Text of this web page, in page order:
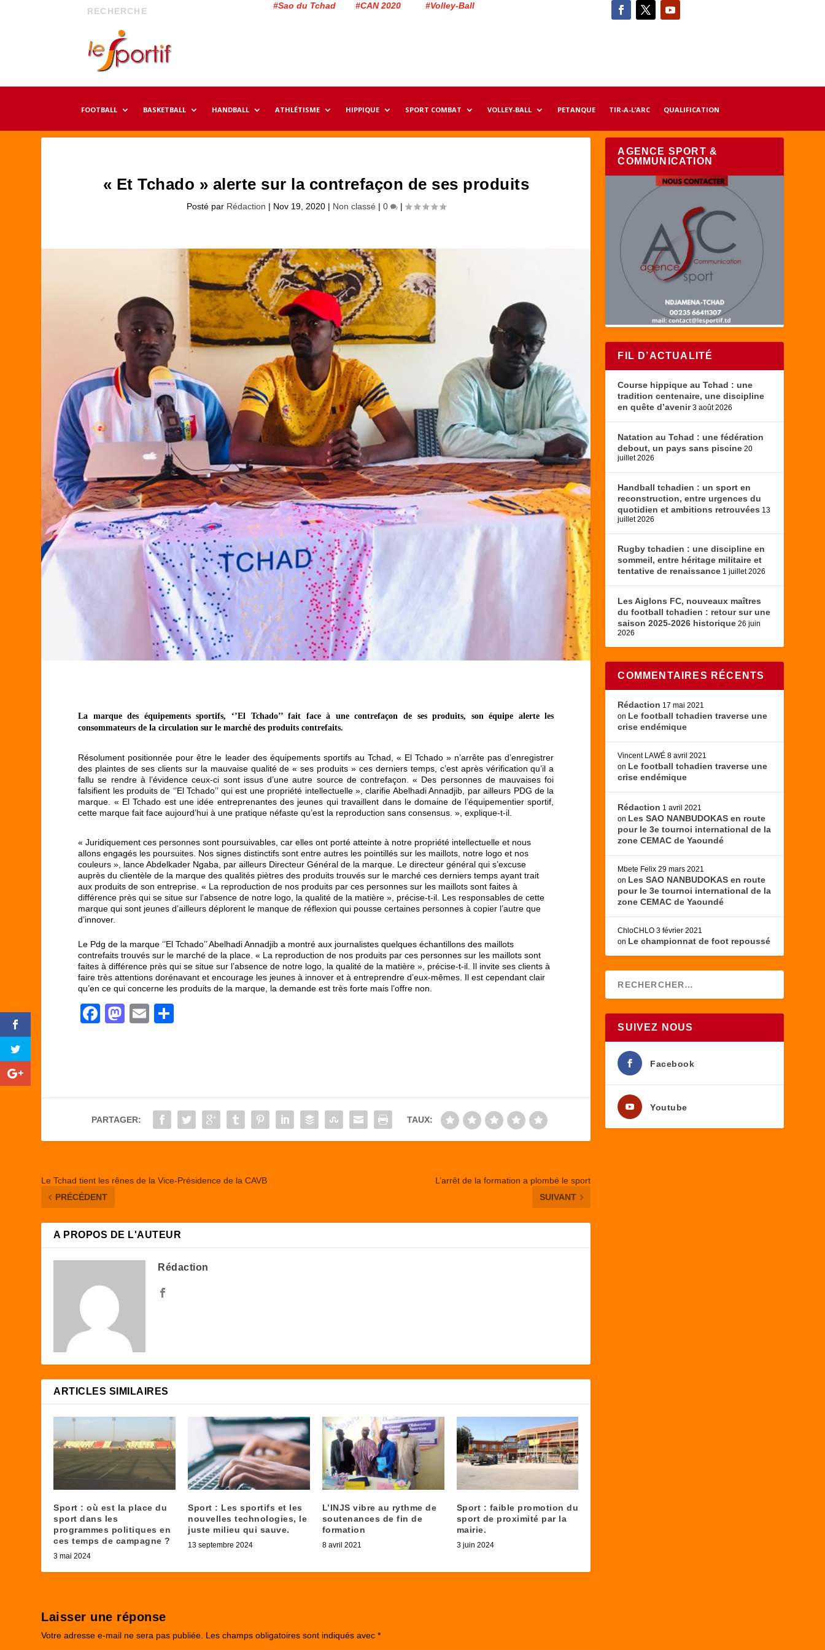
#Sao du Tchad #CAN 2020 #Volley-Ball
FOOTBALL BASKETBALL HANDBALL ATHLÉTISME HIPPIQUE SPORT COMBAT VOLLEY-BALL PETANQUE TIR-A-L’ARC QUALIFICATION
« Et Tchado » alerte sur la contrefaçon de ses produits
Posté par Rédaction | Nov 19, 2020| Non classé | 0 |
La marque des équipements sportifs, ‘’El Tchado’’ fait face à une contrefaçon de ses produits, son équipe alerte les
consommateurs de la circulation sur le marché des produits contrefaits.
Résolument positionnée pour être le leader des équipements sportifs au Tchad, « El Tchado » n’arrête pas d’enregistrer
des plaintes de ses clients sur la mauvaise qualité de « ses produits » ces derniers temps, c’est après vérification qu’il a
fallu se rendre à l’évidence ceux-ci sont issus d’une autre source de contrefaçon. « Des personnes de mauvaises foi
falsifient les produits de ‘’El Tchado’’ qui est une propriété intellectuelle », clarifie Abelhadi Annadjib, par ailleurs PDG de la
marque. « El Tchado est une idée entreprenantes des jeunes qui travaillent dans le domaine de l’équipementier sportif,
cette marque fait face aujourd’hui à une pratique néfaste qu’est la reproduction sans consensus. », explique-t-il.
« Juridiquement ces personnes sont poursuivables, car elles ont porté atteinte à notre propriété intellectuelle et nous
allons engagés les poursuites. Nos signes distinctifs sont entre autres les pointillés sur les maillots, notre logo et nos
couleurs », lance Abdelkader Ngaba, par ailleurs Directeur Général de la marque. Le directeur général qui s’excuse
auprès du clientèle de la marque des qualités piètres des produits trouvés sur le marché ces derniers temps ayant trait
aux produits de son entreprise. « La reproduction de nos produits par ces personnes sur les maillots sont faites à
différence près qui se situe sur l’absence de notre logo, la qualité de la matière », précise-t-il. Les responsables de cette
marque qui sont jeunes d’ailleurs déplorent le manque de réflexion qui pousse certaines personnes à copier l’autre que
d’innover.
Le Pdg de la marque ‘’El Tchado’’ Abelhadi Annadjib a montré aux journalistes quelques échantillons des maillots
contrefaits trouvés sur le marché de la place. « La reproduction de nos produits par ces personnes sur les maillots sont
faites à différence près qui se situe sur l’absence de notre logo, la qualité de la matière », précise-t-il. Il invite ses clients à
faire très attentions dorénavant et encourage les jeunes à innover et à entreprendre d’eux-mêmes. Il est cependant clair
qu’en ce qui concerne les produits de la marque, la demande est très forte mais l’offre non.
F
b
o
M
d
o
E
er
PARTAGER: TAUX:
Le Tchad tient les rênes de la Vice-Présidence de la CAVB
PRÉCÉDENT
L’arrêt de la formation a plombé le sport
SUIVANT
A PROPOS DE L'AUTEUR
Rédaction
ARTICLES SIMILAIRES
Sport : où est la place du
sport dans les
programmes politiques en
ces temps de campagne ?
3 mai 2024
Sport : Les sportifs et les
nouvelles technologies, le
juste milieu qui sauve.
13 septembre 2024
L’INJS vibre au rythme de
soutenances de fin de
formation
8 avril 2021
Sport : faible promotion du
sport de proximité par la
mairie.
3 juin 2024
Laisser une réponse
Votre adresse e-mail ne sera pas publiée. Les champs obligatoires sont indiqués avec*
AGENCE SPORT &
COMMUNICATION
FIL D’ACTUALITÉ
Course hippique au Tchad : une
tradition centenaire, une discipline
en quête d’avenir 3 août 2026
Natation au Tchad : une fédération
debout, un pays sans piscine 20
juillet 2026
Handball tchadien : un sport en
reconstruction, entre urgences du
quotidien et ambitions retrouvées 13
juillet 2026
Rugby tchadien : une discipline en
sommeil, entre héritage militaire et
tentative de renaissance 1 juillet 2026
Les Aiglons FC, nouveaux maîtres
du football tchadien : retour sur une
saison 2025-2026 historique 26 juin
2026
COMMENTAIRES RÉCENTS
Rédaction 17 mai 2021
on Le football tchadien traverse une
crise endémique
Vincent LAWÉ 8 avril 2021
on Le football tchadien traverse une
crise endémique
Rédaction 1 avril 2021
on Les SAO NANBUDOKAS en route
pour le 3e tournoi international de la
zone CEMAC de Yaoundé
Mbete Felix 29 mars 2021
on Les SAO NANBUDOKAS en route
pour le 3e tournoi international de la
zone CEMAC de Yaoundé
ChloCHLO 3 février 2021
on Le championnat de foot repoussé
SUIVEZ NOUS
Facebook
Youtube